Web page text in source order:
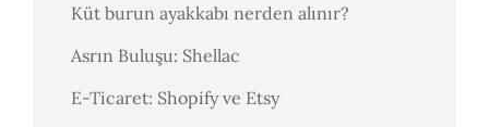
Küt burun ayakkabı nerden alınır?
Asrın Buluşu: Shellac
E-Ticaret: Shopify ve Etsy